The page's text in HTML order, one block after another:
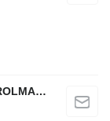
Przedsiębiorstwo Produkcyjno-Handlowe ROLMAPOL Marcin Dziekan